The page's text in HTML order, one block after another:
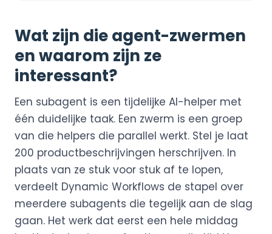
Wat zijn die agent-zwermen
en waarom zijn ze
interessant?
Een subagent is een tijdelijke AI-helper met
één duidelijke taak. Een zwerm is een groep
van die helpers die parallel werkt. Stel je laat
200 productbeschrijvingen herschrijven. In
plaats van ze stuk voor stuk af te lopen,
verdeelt Dynamic Workflows de stapel over
meerdere subagents die tegelijk aan de slag
gaan. Het werk dat eerst een hele middag